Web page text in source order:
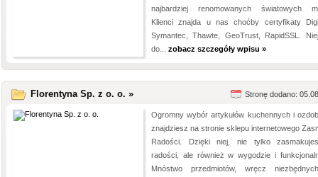
najbardziej renomowanych światowych
Klienci znajda u nas choćby certyfikaty
Symantec, Thawte, GeoTrust, RapidSSL.
do... zobacz szczegóły wpisu »
Florentyna Sp. z o. o. » Stronę dodano:
Ogromny wybór artykułów kuchennych i
znajdziesz na stronie sklepu internetowego
Radości. Dzięki niej, nie tylko
radości, ale również w wygodzie i
Mnóstwo przedmiotów, wręcz